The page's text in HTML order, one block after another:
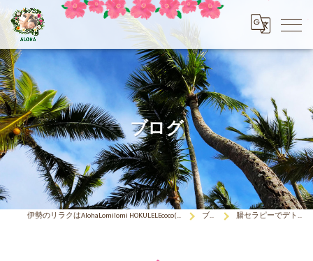
ブログ
伊勢のリラクはAlohaLomilomi HOKULELEcoco(アロハロミロミ ホクレレココ)☆彡 ブログ 腸セラピーでデトックス！オプフリ